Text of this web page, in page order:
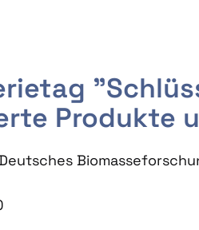
Produkte
Deutsches